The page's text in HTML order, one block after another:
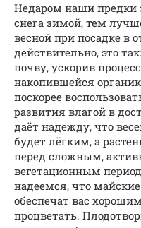
Недаром наши предки
снега зимой, тем
весной при посадке в
действительно, это
почву, ускорив
накопившейся
поскорее
развития влагой в
даёт надежду, что
будет лёгким, а
перед сложным,
вегетационным
надеемся, что
обеспечат вас
процветать.